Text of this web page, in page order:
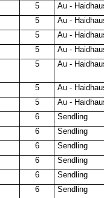
5
Au -
5
Au -
5
Au -
5
Au -
5 Au -
5
Au -
5
Au -
6
Sendling
6
Sendling
6
Sendling
6
Sendling
6
Sendling
6
Sendling